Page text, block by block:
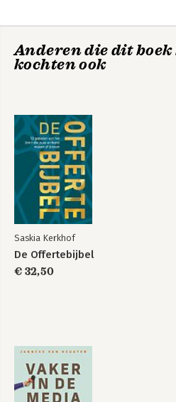
Hoofdstuk 9: Laat een erfenis na,
268
Register 291
Anderen die dit boek
kochten ook
Saskia Kerkhof
De Offertebijbel
€ 32,50